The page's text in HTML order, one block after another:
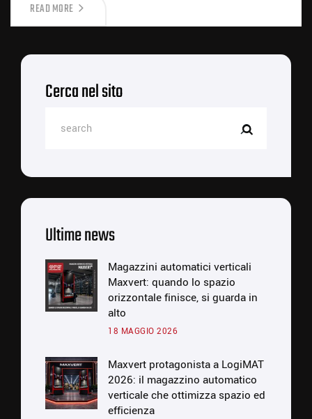
READ MORE
Cerca nel sito
Ultime news
Magazzini automatici verticali
Maxvert: quando lo spazio
orizzontale finisce, si guarda in
alto
18 MAGGIO 2026
Maxvert protagonista a LogiMAT
2026: il magazzino automatico
verticale che ottimizza spazio ed
efficienza